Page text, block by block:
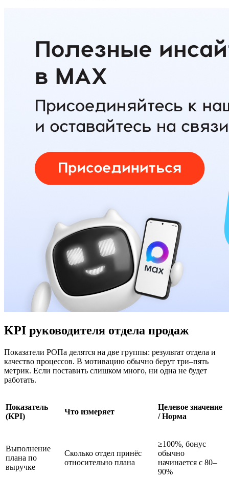
KPI руководителя отдела продаж
Показатели РОПа делятся на две группы: результат отдела и
качество процессов. В мотивацию обычно берут три–пять
метрик. Если поставить слишком много, ни одна не будет
работать.
Показатель
(KPI)
Что измеряет
Целевое значение
/ Норма
Выполнение
плана по
выручке
Сколько отдел принёс
относительно плана
≥100%, бонус
обычно
начинается с 80–
90%